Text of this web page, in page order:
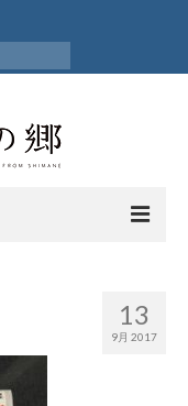
13
9月 2017